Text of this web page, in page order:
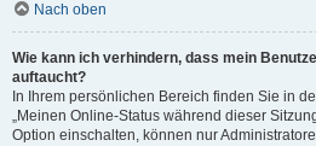
Nach oben
Wie kann ich verhindern, dass mein
auftaucht?
In Ihrem persönlichen Bereich finden Sie in
„Meinen Online-Status während dieser
Option einschalten, können nur